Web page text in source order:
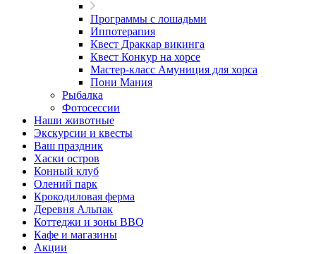
Программы с лошадьми
Иппотерапия
Квест Драккар викинга
Квест Конкур на хорсе
Мастер-класс Амуниция для хорса
Пони Мания
Рыбалка
Фотосессии
Наши животные
Экскурсии и квесты
Ваш праздник
Хаски остров
Конный клуб
Олений парк
Крокодиловая ферма
Деревня Альпак
Коттеджи и зоны BBQ
Кафе и магазины
Акции